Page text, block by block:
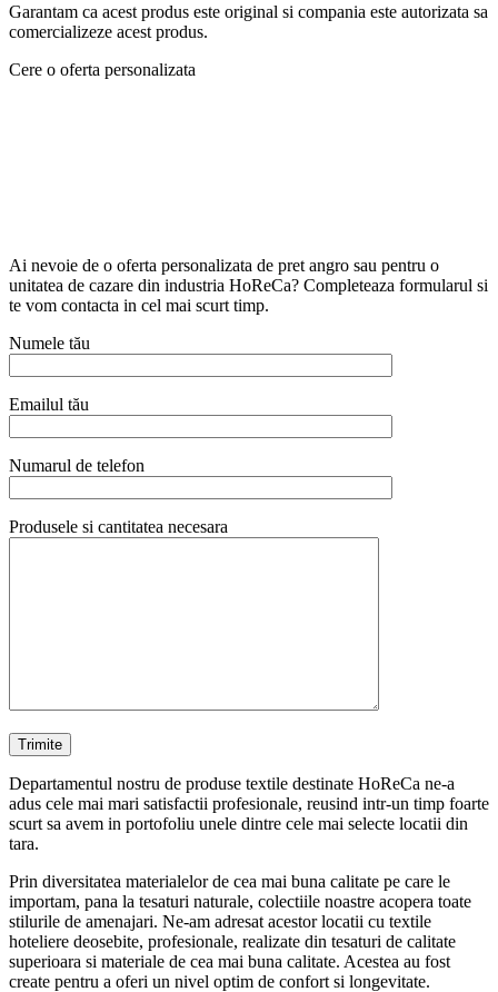
Garantam ca acest produs este original si compania este autorizata sa
comercializeze acest produs.
Cere o oferta personalizata
Ai nevoie de o oferta personalizata de pret angro sau pentru o
unitatea de cazare din industria HoReCa? Completeaza formularul si
te vom contacta in cel mai scurt timp.
Numele tău
Emailul tău
Numarul de telefon
Produsele si cantitatea necesara
Departamentul nostru de produse textile destinate HoReCa ne-a
adus cele mai mari satisfactii profesionale, reusind intr-un timp foarte
scurt sa avem in portofoliu unele dintre cele mai selecte locatii din
tara.
Prin diversitatea materialelor de cea mai buna calitate pe care le
importam, pana la tesaturi naturale, colectiile noastre acopera toate
stilurile de amenajari. Ne-am adresat acestor locatii cu textile
hoteliere deosebite, profesionale, realizate din tesaturi de calitate
superioara si materiale de cea mai buna calitate. Acestea au fost
create pentru a oferi un nivel optim de confort si longevitate.